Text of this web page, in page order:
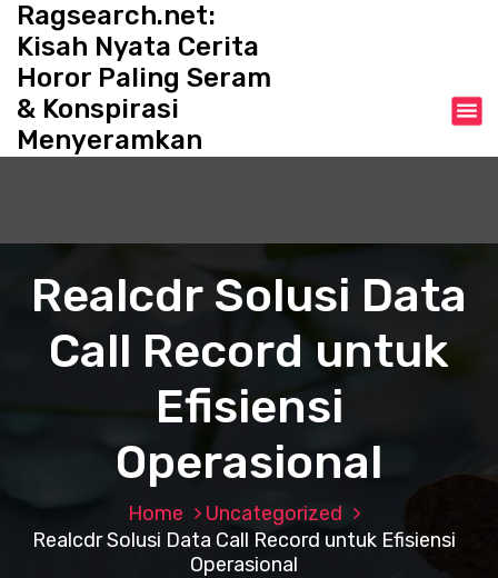
c
Ragsearch.net:
Kisah Nyata Cerita
Horor Paling Seram
& Konspirasi
Menyeramkan
Realcdr Solusi Data
Call Record untuk
Efisiensi
Operasional
Home
Uncategorized
Realcdr Solusi Data Call Record untuk Efisiensi
Operasional